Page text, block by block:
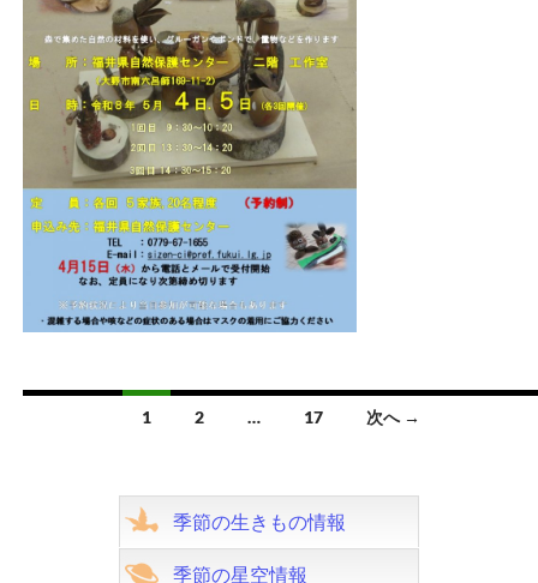
1 2 … 17 次へ →
季節の生きもの情報
季節の星空情報